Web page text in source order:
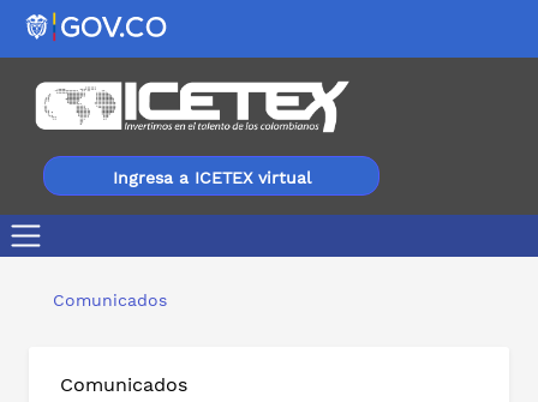
Ingresa a ICETEX virtual
Comunicados
Comunicados